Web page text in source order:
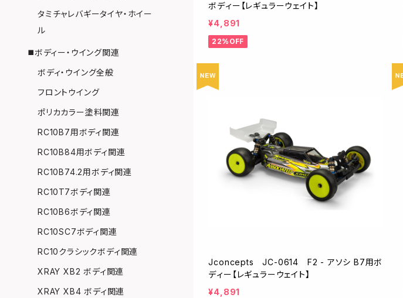
ボディー【レギュラーウェイト】
¥4,891
22%OFF
Jconcepts JC-0614 F2 - アソシ B7用ボ
ディー【レギュラーウェイト】
¥4,891
タミチャレバギータイヤ・ホイー
ル
◼️ボディー・ウイング関連
ボディ・ウイング全般
フロントウイング
ポリカカラー塗料関連
RC10B7用ボディ関連
RC10B84用ボディ関連
RC10B74.2用ボディ関連
RC10T7ボディ関連
RC10B6ボディ関連
RC10SC7ボディ関連
RC10クラシックボディ関連
XRAY XB2 ボディ関連
XRAY XB4 ボディ関連